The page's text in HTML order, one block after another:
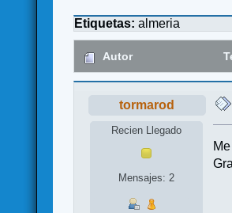
Etiquetas:almeria
Autor
tormarod
Recien Llegado
Mensajes: 2